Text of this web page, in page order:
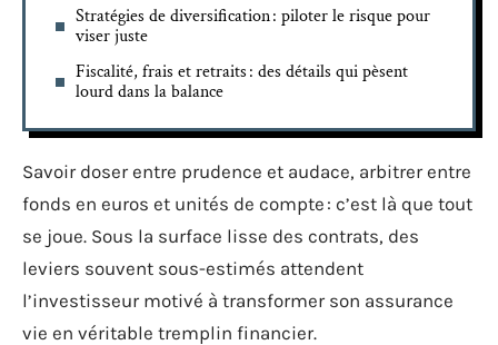
Stratégies de diversification : piloter le risque pour
viser juste
Fiscalité, frais et retraits : des détails qui pèsent
lourd dans la balance
Savoir doser entre prudence et audace, arbitrer entre
fonds en euros et unités de compte : c’est là que tout
se joue. Sous la surface lisse des contrats, des
leviers souvent sous-estimés attendent
l’investisseur motivé à transformer son assurance
vie en véritable tremplin financier.